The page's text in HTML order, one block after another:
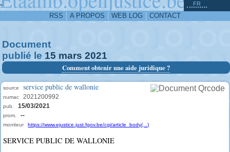
-
RSS A PROPOS WEB LOG CONTACT
FR
Document
publié le 15 mars 2021
Comment obtenir une aide juridique ?
source service public de wallonie
numac 2021200992
pub. 15/03/2021
prom. --
moniteur https://www.ejustice.just.fgov.be/cgi/article_body(...)
SERVICE PUBLIC DE WALLONIE
^